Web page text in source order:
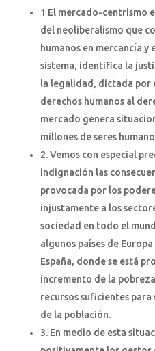
1 El mercado-centrismo
del neoliberalismo que
humanos en mercancía y
sistema, identifica la
la legalidad, dictada por
derechos humanos al
mercado genera
millones de seres
2. Vemos con especial
indignación las
provocada por los
injustamente a los
sociedad en todo el
algunos países de
España, donde se está
incremento de la
recursos suficientes
de la población.
3. En medio de esta